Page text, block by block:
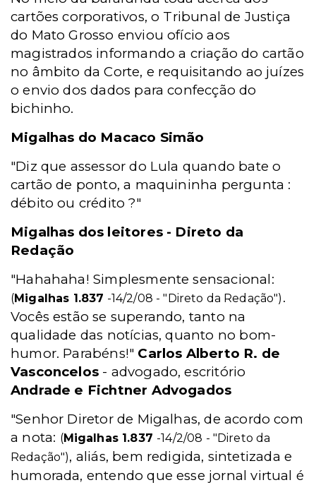
cartões corporativos, o Tribunal de Justiça
do Mato Grosso enviou ofício aos
magistrados informando a criação do cartão
no âmbito da Corte, e requisitando ao juízes
o envio dos dados para confecção do
bichinho.
Migalhas do Macaco Simão
"Diz que assessor do Lula quando bate o
cartão de ponto, a maquininha pergunta :
débito ou crédito ?"
Migalhas dos leitores - Direto da
Redação
"Hahahaha! Simplesmente sensacional:
(Migalhas 1.837 -14/2/08 - "Direto da Redação") .
Vocês estão se superando, tanto na
qualidade das notícias, quanto no bom-
humor. Parabéns!" Carlos Alberto R. de
Vasconcelos - advogado, escritório
Andrade e Fichtner Advogados
"Senhor Diretor de Migalhas, de acordo com
a nota: (Migalhas 1.837 -14/2/08 - "Direto da
Redação"), aliás, bem redigida, sintetizada e
humorada, entendo que esse jornal virtual é